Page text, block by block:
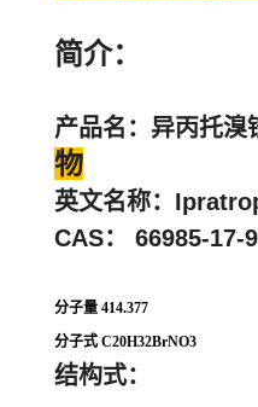
简介：
产品名：异丙托溴
物
英文名称：
CAS： 66985-17-9
分子量 414.377
分子式 C20H32BrNO3
结构式：